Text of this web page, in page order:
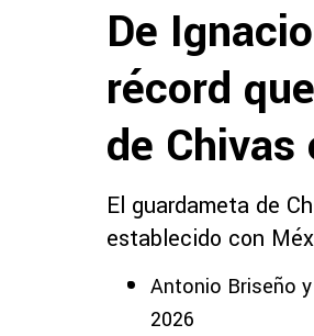
De
récord
de
El guardameta de
establecido con
Antonio Briseño
2026